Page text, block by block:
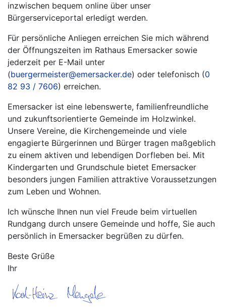
inzwischen bequem online über unser
Bürgerserviceportal erledigt werden.
Für persönliche Anliegen erreichen Sie mich während
der Öffnungszeiten im Rathaus Emersacker sowie
jederzeit per E-Mail unter
(buergermeister@emersacker.de) oder telefonisch (0
82 93 / 7606) erreichen.
Emersacker ist eine lebenswerte, familienfreundliche
und zukunftsorientierte Gemeinde im Holzwinkel.
Unsere Vereine, die Kirchengemeinde und viele
engagierte Bürgerinnen und Bürger tragen maßgeblich
zu einem aktiven und lebendigen Dorfleben bei. Mit
Kindergarten und Grundschule bietet Emersacker
besonders jungen Familien attraktive Voraussetzungen
zum Leben und Wohnen.
Ich wünsche Ihnen nun viel Freude beim virtuellen
Rundgang durch unsere Gemeinde und hoffe, Sie auch
persönlich in Emersacker begrüßen zu dürfen.
Beste Grüße
Ihr